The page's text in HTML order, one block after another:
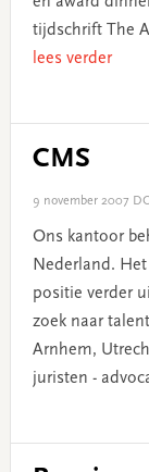
tijdschrift The
lees verder
CMS
9 november 2007
Ons kantoor
Nederland.
positie verder
zoek naar
Arnhem,
juristen -